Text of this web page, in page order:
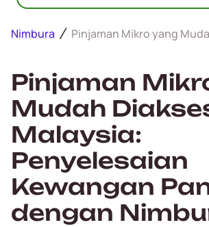
Nimbura Pinjaman Mikro yang
Pinjaman
Mudah
Malaysia:
Penyelesaian
Kewangan
dengan